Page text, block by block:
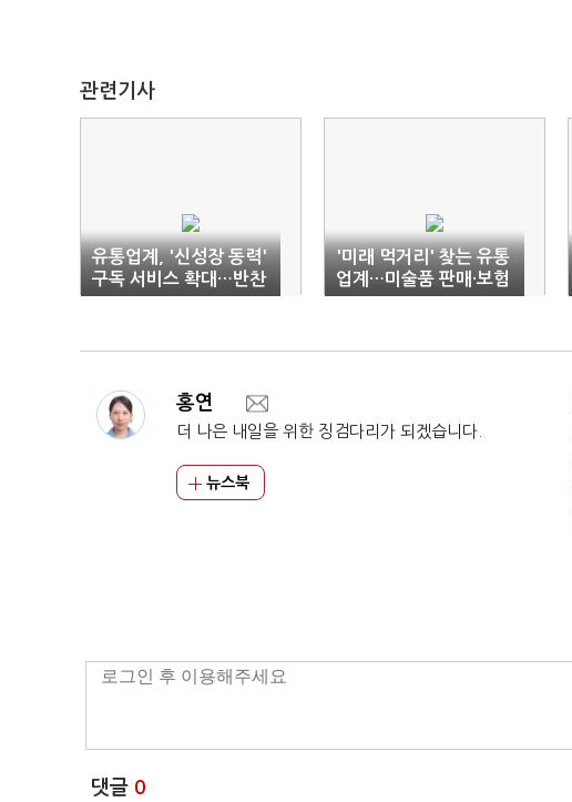
관련기사
유통업계, '신성장 동력'
구독 서비스 확대…반찬
·양복 다음은?
'미래 먹거리' 찾는 유통
업계…미술품 판매·보험
까지 신사업 추가
홍연
더 나은 내일을 위한 징검다리가 되겠습니다.
뉴스북
댓글 0